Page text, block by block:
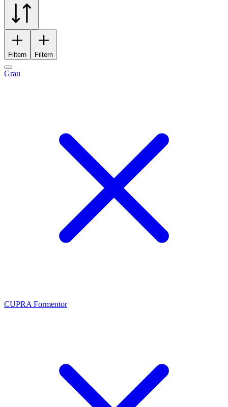
Filtern Filtern
Grau
CUPRA Formentor